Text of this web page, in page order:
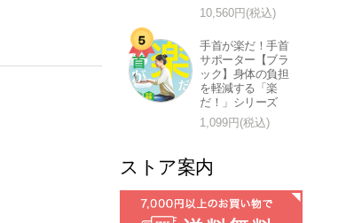
10,560円(税込)
手首が楽だ！手首
サポーター【ブラ
ック】身体の負担
を軽減する「楽
だ！」シリーズ
1,099円(税込)
ストア案内